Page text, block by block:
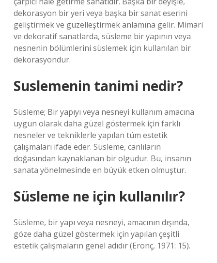
dekorasyon bir yeri veya başka bir sanat eserini
geliştirmek ve güzelleştirmek anlamına gelir. Mimari
ve dekoratif sanatlarda, süsleme bir yapının veya
nesnenin bölümlerini süslemek için kullanılan bir
dekorasyondur.
Suslemenin tanimi nedir?
Süsleme; Bir yapıyı veya nesneyi kullanım amacına
uygun olarak daha güzel göstermek için farklı
nesneler ve tekniklerle yapılan tüm estetik
çalışmaları ifade eder. Süsleme, canlıların
doğasından kaynaklanan bir olgudur. Bu, insanın
sanata yönelmesinde en büyük etken olmuştur.
Süsleme ne için kullanılır?
Süsleme, bir yapı veya nesneyi, amacının dışında,
göze daha güzel göstermek için yapılan çeşitli
estetik çalışmaların genel adıdır (Eronç, 1971: 15).